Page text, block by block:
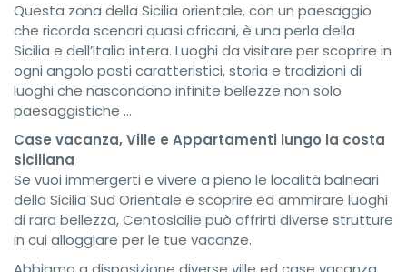
Questa zona della Sicilia orientale, con un paesaggio
che ricorda scenari quasi africani, è una perla della
Sicilia e dell’Italia intera. Luoghi da visitare per scoprire in
ogni angolo posti caratteristici, storia e tradizioni di
luoghi che nascondono infinite bellezze non solo
paesaggistiche …
Case vacanza, Ville e Appartamenti lungo la costa
siciliana
Se vuoi immergerti e vivere a pieno le località balneari
della Sicilia Sud Orientale e scoprire ed ammirare luoghi
di rara bellezza, Centosicilie può offrirti diverse strutture
in cui alloggiare per le tue vacanze.